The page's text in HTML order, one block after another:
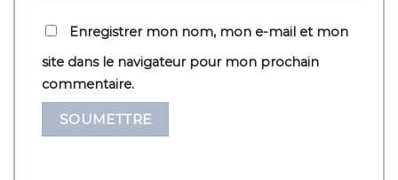
Enregistrer mon nom, mon e-mail et mon
site dans le navigateur pour mon prochain
commentaire.